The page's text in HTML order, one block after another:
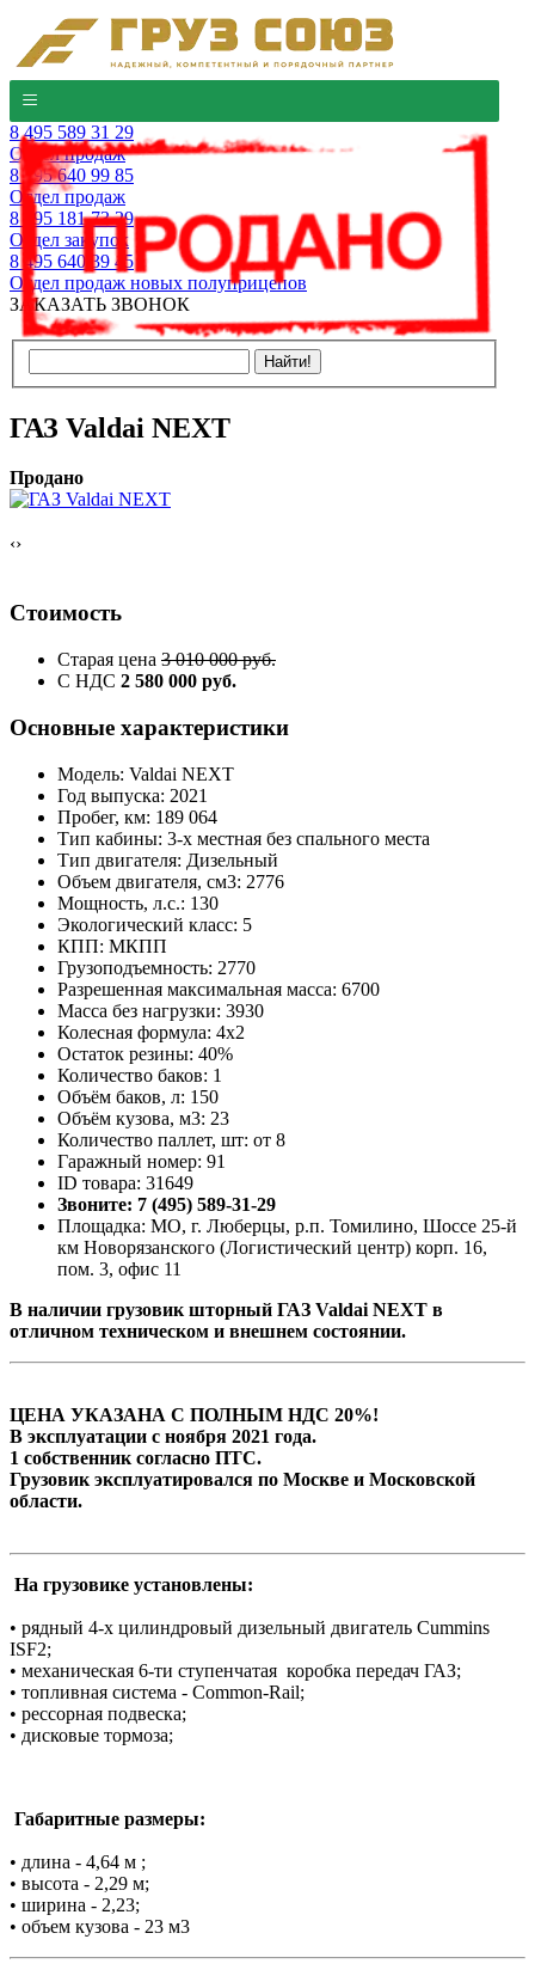
8 495 589 31 29
Отдел продаж
8 495 640 99 85
Отдел продаж
8 495 181 73 29
Отдел закупок
8 495 640 39 45
Отдел продаж новых полуприцепов
ЗАКАЗАТЬ ЗВОНОК
ГАЗ Valdai NEXT
Продано
‹›
Стоимость
Старая цена 3 010 000 руб.
С НДС 2 580 000 руб.
Основные характеристики
Модель: Valdai NEXT
Год выпуска: 2021
Пробег, км: 189 064
Тип кабины: 3-х местная без спального места
Тип двигателя: Дизельный
Объем двигателя, см3: 2776
Мощность, л.с.: 130
Экологический класс: 5
КПП: МКПП
Грузоподъемность: 2770
Разрешенная максимальная масса: 6700
Масса без нагрузки: 3930
Колесная формула: 4x2
Остаток резины: 40%
Количество баков: 1
Объём баков, л: 150
Объём кузова, м3: 23
Количество паллет, шт: от 8
Гаражный номер: 91
ID товара: 31649
Звоните: 7 (495) 589-31-29
Площадка: МО, г. Люберцы, р.п. Томилино, Шоссе 25-й
км Новорязанского (Логистический центр) корп. 16,
пом. 3, офис 11
В наличии грузовик шторный ГАЗ Valdai NEXT в
отличном техническом и внешнем состоянии.
ЦЕНА УКАЗАНА С ПОЛНЫМ НДС 20%!
В эксплуатации с ноября 2021 года.
1 собственник согласно ПТС.
Грузовик эксплуатировался по Москве и Московской
области.
На грузовике установлены:
• рядный 4-х цилиндровый дизельный двигатель Сummins
ISF2;
• механическая 6-ти ступенчатая коробка передач ГАЗ;
• топливная система - Common-Rail;
• рессорная подвеска;
• дисковые тормоза;
Габаритные размеры:
• длина - 4,64 м ;
• высота - 2,29 м;
• ширина - 2,23;
• объем кузова - 23 м3